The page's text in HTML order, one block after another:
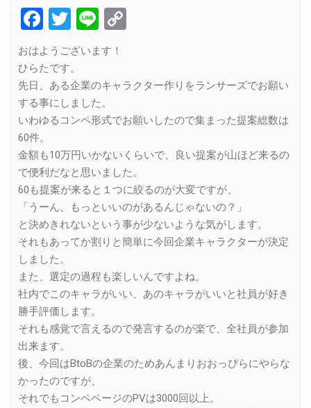
Facebook
Twitter
Line
おはようございます！
ひらたです。
先日、ある企業のキャラクター作りをランサーズでお願い
する事にしました。
いわゆるコンペ形式でお願いしたので集まった提案総数は
60件。
金額も10万円いかないくらいで、良い提案が山ほど来るの
で便利だなと思いました。
60も提案が来ると１つに絞るのが大変ですが、
「うーん、もっといいのがあるんじゃないの？」
と決めきれないという事が少ないような気がします。
それもあってか割りと簡単に今回企業キャラクターが決定
しました。
また、選定の過程も楽しいんですよね。
社内でこのキャラがいい、あのキャラがいいと社員が好き
勝手評価します。
それも感覚で言えるので発言するのが楽で、全社員が参加
出来ます。
後、今回はBtoBの企業のためあんまりおおっぴらにやらな
かったのですが、
それでもコンペページのPVは3000回以上。